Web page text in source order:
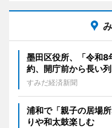
墨田区役所、「令和
約、開庁前から長い列
すみだ経済新聞
浦和で「親子の居場
りや和太鼓楽しむ